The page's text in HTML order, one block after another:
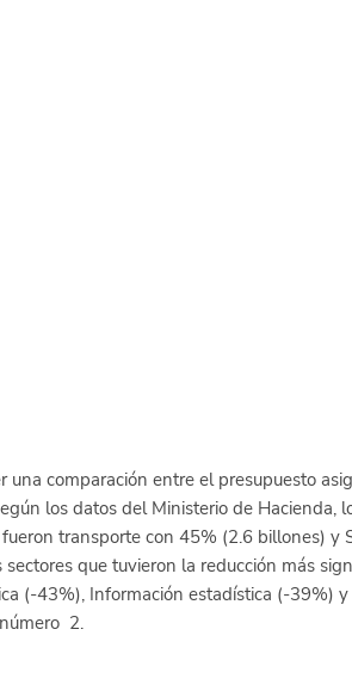
una comparación entre el presupuesto
los datos del Ministerio de Hacienda,
transporte con 45% (2.6 billones) y
sectores que tuvieron la reducción más
(-43%), Información estadística (-39%)
2.